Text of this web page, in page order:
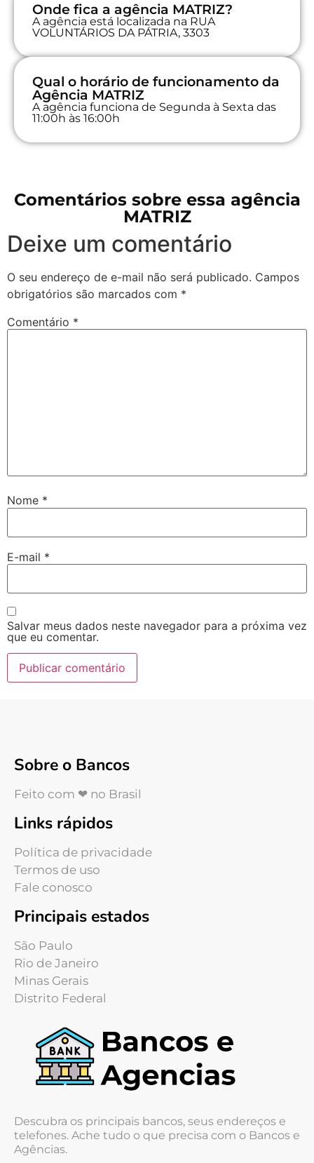
Onde fica a agência MATRIZ?
A agência está localizada na RUA
VOLUNTÁRIOS DA PÁTRIA, 3303
Qual o horário de funcionamento da
Agência MATRIZ
A agência funciona de Segunda à Sexta das
11:00h às 16:00h
Comentários sobre essa agência
MATRIZ
Deixe um comentário
O seu endereço de e-mail não será publicado. Campos
obrigatórios são marcados com *
Comentário *
Nome *
E-mail *
Salvar meus dados neste navegador para a próxima vez
que eu comentar.
Sobre o Bancos
Feito com ❤ no Brasil
Links rápidos
Política de privacidade
Termos de uso
Fale conosco
Principais estados
São Paulo
Rio de Janeiro
Minas Gerais
Distrito Federal
Descubra os principais bancos, seus endereços e
telefones. Ache tudo o que precisa com o Bancos e
Agências.